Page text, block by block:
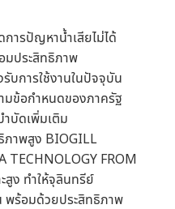
การปัญหาน้ำเสียไม่ได้
มประสิทธิภาพ
บการใช้งานในปัจจุบัน
มข้อกำหนดของภาครัฐ
บัดเพิ่มเติม
ภาพสูง BIOGILL
TECHNOLOGY FROM
สูง ทำให้จุลินทรีย์
พร้อมด้วยประสิทธิภาพ